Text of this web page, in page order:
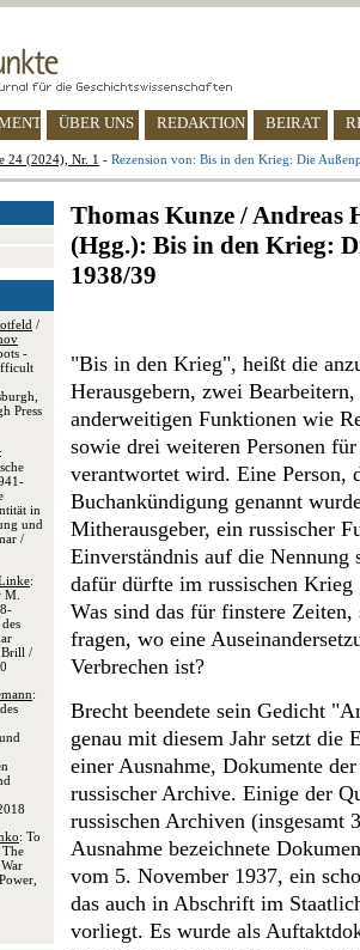
ÜBER UNS REDAKTION BEIRAT
24 (2024), Nr. 1 - Rezension von: Bis in den Krieg: Die
/
-
Press
:
in
und
/
:
M.
Brill /
:
: To
The
Thomas Kunze /
(Hgg.): Bis in den Krieg:
1938/39
"Bis in den Krieg", heißt die
Herausgebern, zwei
anderweitigen Funktionen wie
sowie drei weiteren Personen
verantwortet wird. Eine Person,
Buchankündigung genannt
Mitherausgeber, ein russischer
Einverständnis auf die Nennung
dafür dürfte im russischen Krieg
Was sind das für finstere
fragen, wo eine
Verbrechen ist?
Brecht beendete sein Gedicht
genau mit diesem Jahr setzt
einer Ausnahme, Dokumente
russischer Archive. Einige der
russischen Archiven (insgesamt
Ausnahme bezeichnete
vom 5. November 1937, ein
das auch in Abschrift im
vorliegt. Es wurde als